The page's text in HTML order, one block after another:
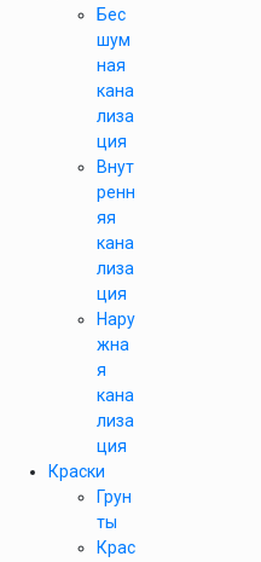
Бес
шум
ная
кана
лиза
ция
Внут
ренн
яя
кана
лиза
ция
Нару
жна
я
кана
лиза
ция
Краски
Грун
ты
Крас